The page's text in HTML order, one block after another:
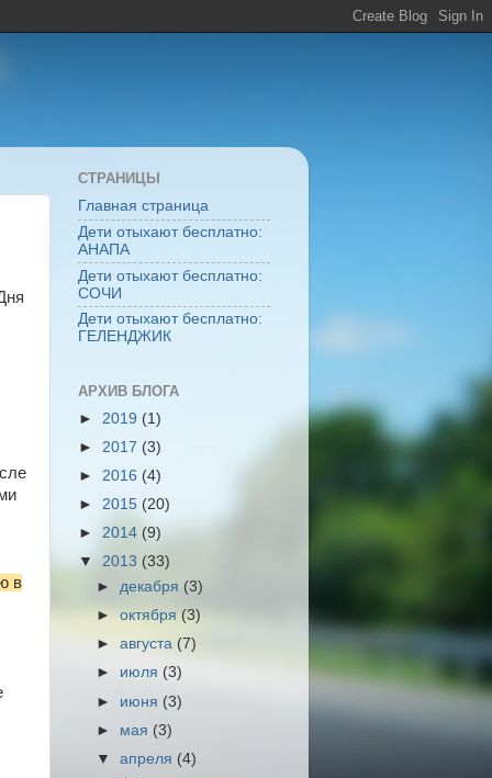
в
СТРАНИЦЫ
Главная страница
Дети отыхают бесплатно:
АНАПА
Дети отыхают бесплатно:
СОЧИ
Дети отыхают бесплатно:
ГЕЛЕНДЖИК
АРХИВ БЛОГА
► 2019 (1)
► 2017 (3)
► 2016 (4)
► 2015 (20)
► 2014 (9)
▼ 2013 (33)
►декабря (3)
►октября (3)
►августа (7)
► июля (3)
► июня (3)
► мая (3)
▼апреля (4)